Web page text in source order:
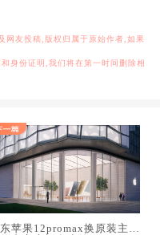
网友投稿,版权归属于原始作者,如果
身份证明,我们将在第一时间删除相
苹果12promax换原装主板